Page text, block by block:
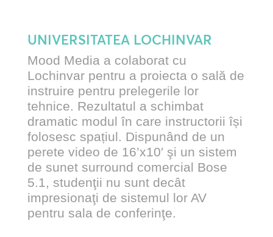
UNIVERSITATEA LOCHINVAR
Mood Media a colaborat cu
Lochinvar pentru a proiecta o sală de
instruire pentru prelegerile lor
tehnice. Rezultatul a schimbat
dramatic modul în care instructorii își
folosesc spațiul. Dispunând de un
perete video de 16’x10′ şi un sistem
de sunet surround comercial Bose
5.1, studenţii nu sunt decât
impresionaţi de sistemul lor AV
pentru sala de conferinţe.